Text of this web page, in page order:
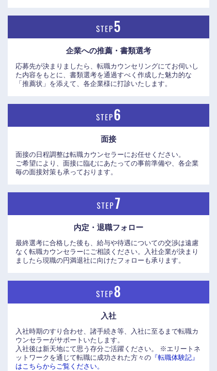
企業への推薦・書類選考
応募先が決まりましたら、転職カウンセリングにてお伺いし
た内容をもとに、書類選考を通過すべく作成した魅力的な
「推薦状」を添えて、各企業様に打診いたします。
面接
面接の日程調整は転職カウンセラーにお任せください。
ご希望により、面接に臨むにあたっての事前準備や、各企業
毎の面接対策も承っております。
内定・退職フォロー
最終選考に合格した後も、給与や待遇についての交渉は遠慮
なく転職カウンセラーにご相談ください。入社企業が決まり
ましたら現職の円満退社に向けたフォローも承ります。
入社
入社時期のすり合わせ、諸手続き等、入社に至るまで転職カ
ウンセラーがサポートいたします。
入社後は新天地にて思う存分ご活躍ください。
※エリートネ
ットワークを通じて転職に成功された方々の 『転職体験記』
はこちらからご覧ください。
九州・沖縄
福岡県 佐賀県
鹿児島県 沖縄県